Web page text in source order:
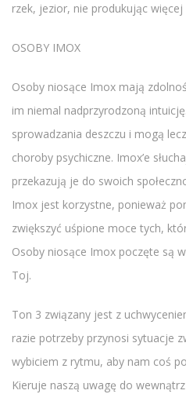
rzek, jezior, nie produkując
OSOBY IMOX
Osoby niosące Imox mają
im niemal nadprzyrodzoną
sprowadzania deszczu i mogą
choroby psychiczne. Imox’e
przekazują je do swoich
Imox jest korzystne, ponieważ
zwiększyć uśpione moce tych,
Osoby niosące Imox poczęte są
Toj.
Ton 3 związany jest z
razie potrzeby przynosi sytuacje
wybiciem z rytmu, aby nam coś
Kieruje naszą uwagę do